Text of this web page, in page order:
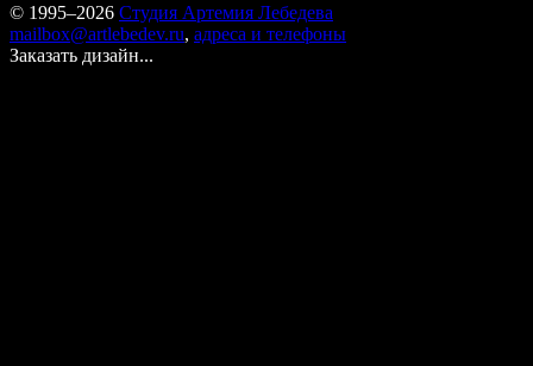
© 1995–2026 Студия Артемия Лебедева
mailbox@artlebedev.ru, адреса и телефоны
Заказать дизайн...